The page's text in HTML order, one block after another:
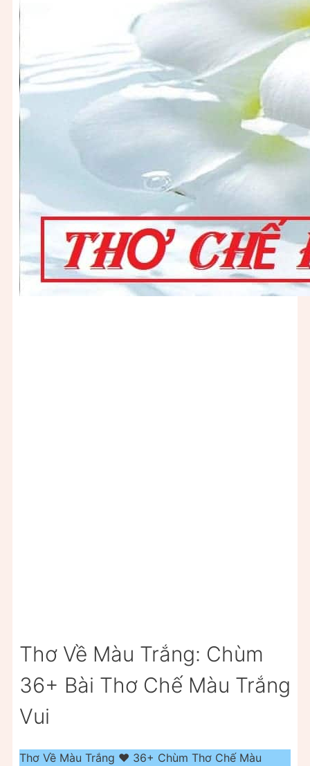
Thơ Về Màu Trắng: Chùm
36+ Bài Thơ Chế Màu Trắng
Vui
Thơ Về Màu Trắng ❤️️ 36+ Chùm Thơ Chế Màu